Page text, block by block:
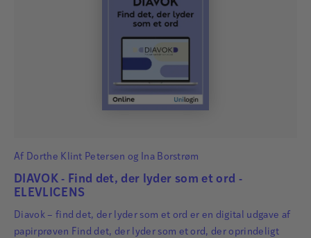
Af Dorthe Klint Petersen og Ina Borstrøm
DIAVOK - Find det, der lyder som et ord -
ELEVLICENS
Diavok – find det, der lyder som et ord er en digital udgave af
papirprøven Find det, der lyder som et ord, der oprindeligt